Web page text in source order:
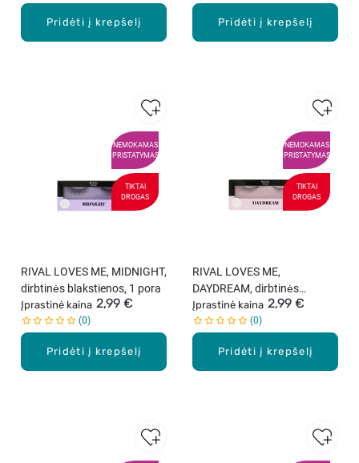
Pridėti į krepšelį Pridėti į krepšelį
NEMOKAMAS
PRISTATYMAS
TIKTAI
DROGAS
Pridėti į krepšelį
RIVAL LOVES ME, MIDNIGHT,
dirbtinės blakstienos, 1 pora
Įprastinė kaina 2,99 €
0
NEMOKAMAS
PRISTATYMAS
TIKTAI
DROGAS
Pridėti į krepšelį
RIVAL LOVES ME,
DAYDREAM, dirbtinės
blakstienos, 1 pora
Įprastinė kaina 2,99 €
0